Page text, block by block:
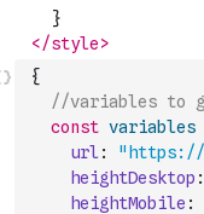
{
//variables to
const variables
url :
heightDesktop :
heightMobile :